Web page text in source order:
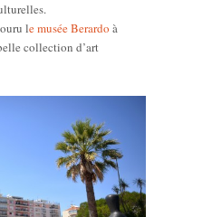
le musée Berardo à
collection d’art